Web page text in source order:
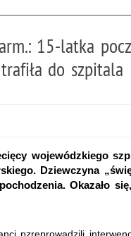
15-latka
do szpitala
wojewódzkiego
Dziewczyna
Okazało